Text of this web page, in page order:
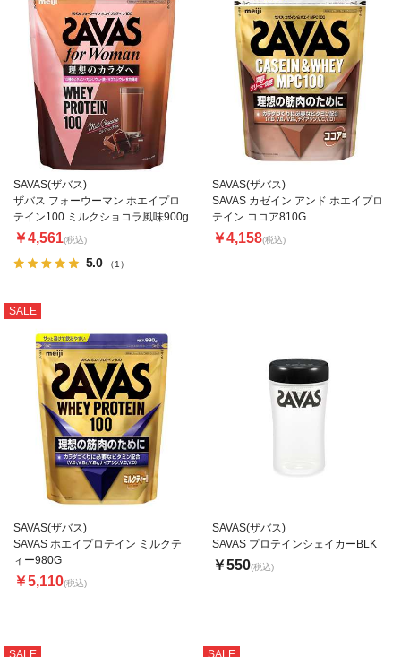
5.0 （1）
SAVAS(ザバス)
ザバス フォーウーマン ホエイプロ
テイン100 ミルクショコラ風味900g
￥4,561(税込)
SAVAS(ザバス)
SAVAS カゼイン アンド ホエイプロ
テイン ココア810G
￥4,158(税込)
SALE
SAVAS(ザバス)
SAVAS ホエイプロテイン ミルクテ
ィー980G
￥5,110(税込)
SAVAS(ザバス)
SAVAS プロテインシェイカーBLK
￥550(税込)
SALE SALE